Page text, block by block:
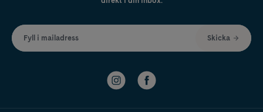
Fyll i mailadress Skicka